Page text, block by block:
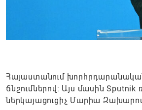
Հայաստանում
ճնշումներով։ Այս մասին
ներկայացուցիչ Մարիա